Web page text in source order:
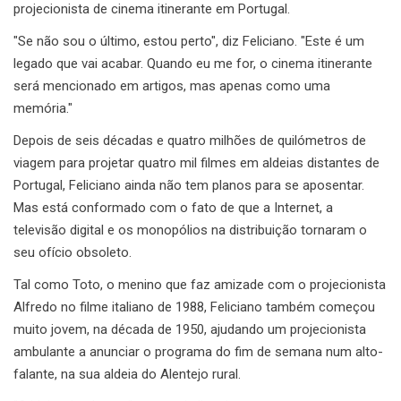
projecionista de cinema itinerante em Portugal.
"Se não sou o último, estou perto", diz Feliciano. "Este é um
legado que vai acabar. Quando eu me for, o cinema itinerante
será mencionado em artigos, mas apenas como uma
memória."
Depois de seis décadas e quatro milhões de quilómetros de
viagem para projetar quatro mil filmes em aldeias distantes de
Portugal, Feliciano ainda não tem planos para se aposentar.
Mas está conformado com o fato de que a Internet, a
televisão digital e os monopólios na distribuição tornaram o
seu ofício obsoleto.
Tal como Toto, o menino que faz amizade com o projecionista
Alfredo no filme italiano de 1988, Feliciano também começou
muito jovem, na década de 1950, ajudando um projecionista
ambulante a anunciar o programa do fim de semana num alto-
falante, na sua aldeia do Alentejo rural.